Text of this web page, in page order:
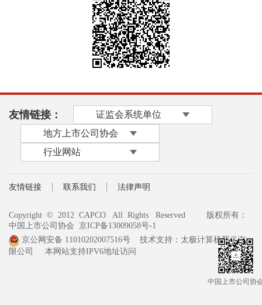
友情链接：
证监会系统单位
地方上市公司协会
行业网站
友情链接 联系我们 法律声明
Copyright © 2012 CAPCO All Rights Reserved
版权所有：
中国上市公司协会 京ICP备13009058号-1
京公网安备 11010202007516号
技术支持：太极计算机股份有
限公司 本网站支持IPV6地址访问
中国上市公司协